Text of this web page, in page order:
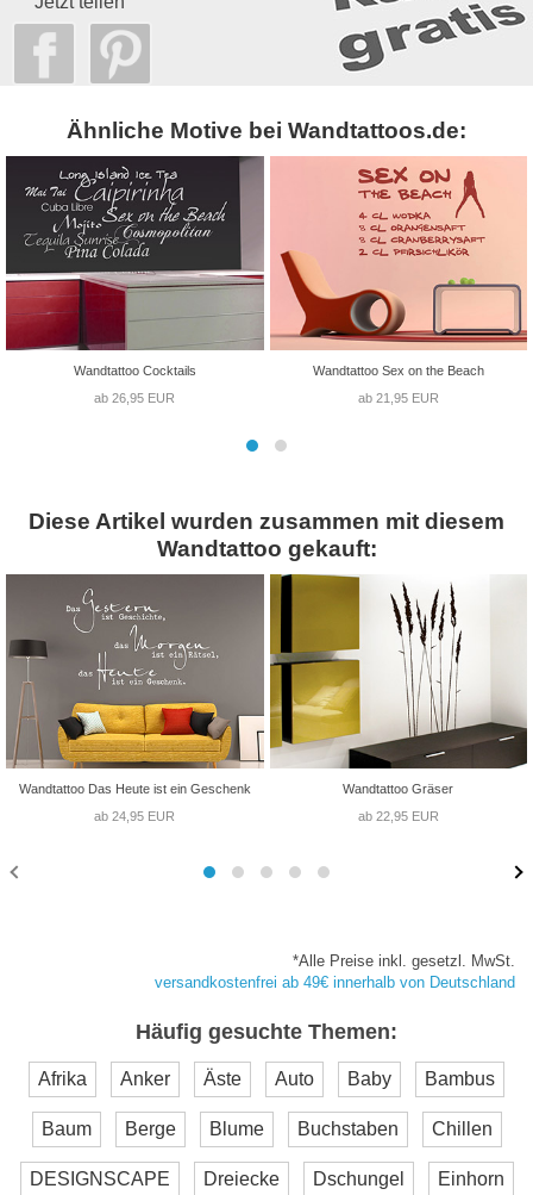
Ähnliche Motive bei Wandtattoos.de:
Wandtattoo Cocktails
ab 26,95 EUR
Wandtattoo Sex on the Beach
ab 21,95 EUR
Diese Artikel wurden zusammen mit diesem
Wandtattoo gekauft:
Wandtattoo Das Heute ist ein Geschenk
ab 24,95 EUR
Wandtattoo Gräser
ab 22,95 EUR
*Alle Preise inkl. gesetzl. MwSt.
versandkostenfrei ab 49€ innerhalb von Deutschland
Häufig gesuchte Themen:
Afrika Anker Äste Auto Baby Bambus
Baum Berge Blume Buchstaben Chillen
DESIGNSCAPE Dreiecke Dschungel Einhorn